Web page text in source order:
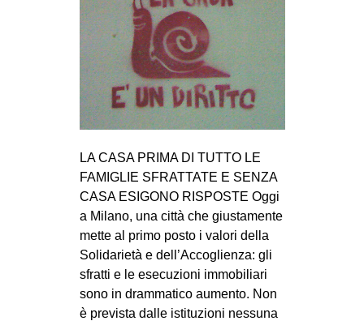
LA CASA PRIMA DI TUTTO LE
FAMIGLIE SFRATTATE E SENZA
CASA ESIGONO RISPOSTE Oggi
a Milano, una città che giustamente
mette al primo posto i valori della
Solidarietà e dell’Accoglienza: gli
sfratti e le esecuzioni immobiliari
sono in drammatico aumento. Non
è prevista dalle istituzioni nessuna